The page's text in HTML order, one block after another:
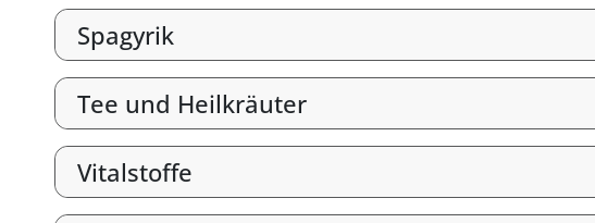
Spagyrik
Tee und Heilkräuter
Vitalstoffe